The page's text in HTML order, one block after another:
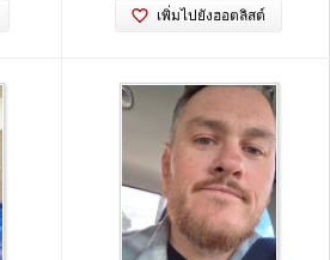
เพิ่มไปยังฮอตลิสต์